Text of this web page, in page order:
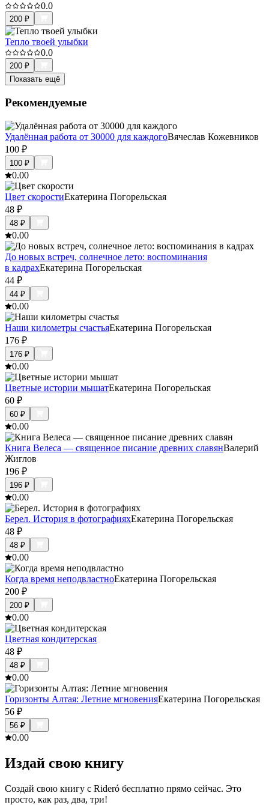
0.0
200 ₽
Тепло твоей улыбки
0.0
200 ₽
Показать ещё
Рекомендуемые
Удалённая работа от 30000 для каждогоВячеслав Кожевников
100 ₽
100 ₽
0.00
Цвет скоростиЕкатерина Погорельская
48 ₽
48 ₽
0.00
До новых встреч, солнечное лето: воспоминания
в кадрахЕкатерина Погорельская
44 ₽
44 ₽
0.00
Наши километры счастьяЕкатерина Погорельская
176 ₽
176 ₽
0.00
Цветные истории мышатЕкатерина Погорельская
60 ₽
60 ₽
0.00
Книга Велеса — священное писание древних славянВалерий
Жиглов
196 ₽
196 ₽
0.00
Берел. История в фотографияхЕкатерина Погорельская
48 ₽
48 ₽
0.00
Когда время неподвластноЕкатерина Погорельская
200 ₽
200 ₽
0.00
Цветная кондитерская
48 ₽
48 ₽
0.00
Горизонты Алтая: Летние мгновенияЕкатерина Погорельская
56 ₽
56 ₽
0.00
Издай свою книгу
Создай свою книгу с Rideró бесплатно прямо сейчас. Это
просто, как раз, два, три!